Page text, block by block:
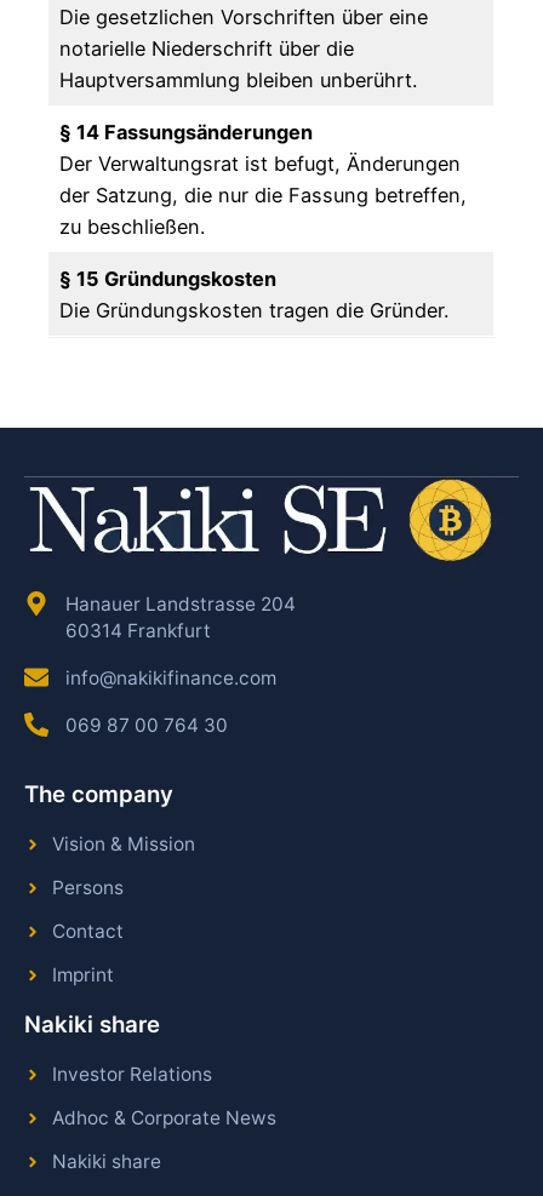
Die gesetzlichen Vorschriften über eine
notarielle Niederschrift über die
Hauptversammlung bleiben unberührt.
§ 14 Fassungsänderungen
Der Verwaltungsrat ist befugt, Änderungen
der Satzung, die nur die Fassung betreffen,
zu beschließen.
§ 15 Gründungskosten
Die Gründungskosten tragen die Gründer.
Hanauer Landstrasse 204
60314 Frankfurt
info@nakikifinance.com
069 87 00 764 30
The company
Vision & Mission
Persons
Contact
Imprint
Nakiki share
Investor Relations
Adhoc & Corporate News
Nakiki share